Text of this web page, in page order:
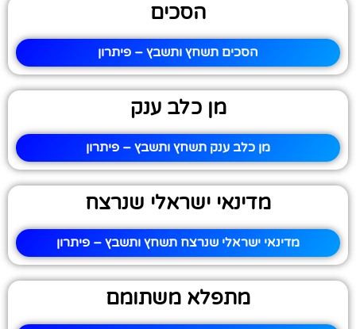
הסכים
הסכים תשחץ ותשבץ – פיתרון
מן כלב ענק
מן כלב ענק תשחץ ותשבץ – פיתרון
מדינאי ישראלי שנרצח
מדינאי ישראלי שנרצח תשחץ ותשבץ – פיתרון
מתפלא משתומם